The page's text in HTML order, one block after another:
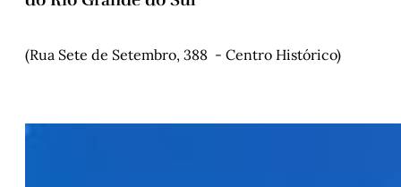
(Rua Sete de Setembro, 388 - Centro Histórico)